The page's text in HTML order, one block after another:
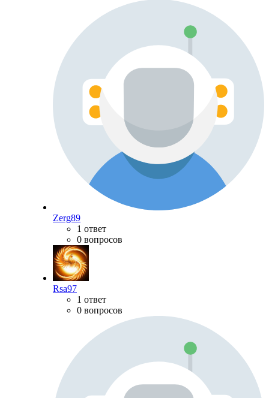
Zerg89
1 ответ
0 вопросов
Rsa97
1 ответ
0 вопросов